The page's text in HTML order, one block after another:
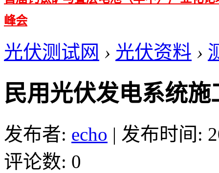
峰会
光伏测试网 › 光伏资料 ›
民用光伏发电系统
发布者: echo | 发布时间:
评论数: 0